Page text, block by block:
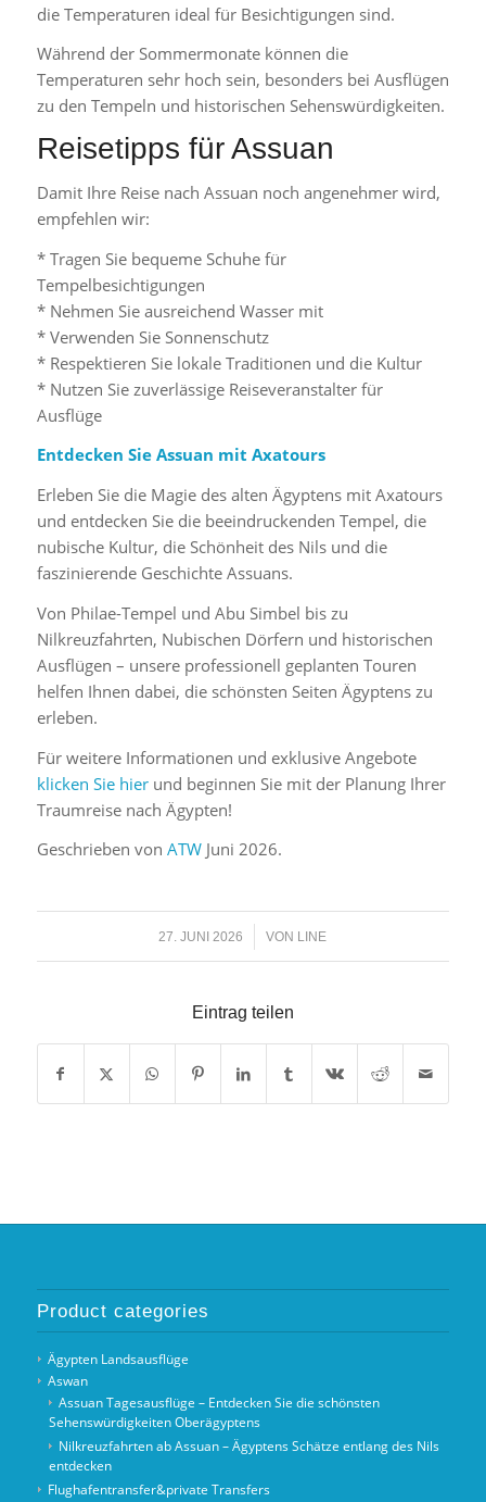
die Temperaturen ideal für Besichtigungen sind.
Während der Sommermonate können die
Temperaturen sehr hoch sein, besonders bei Ausflügen
zu den Tempeln und historischen Sehenswürdigkeiten.
Reisetipps für Assuan
Damit Ihre Reise nach Assuan noch angenehmer wird,
empfehlen wir:
* Tragen Sie bequeme Schuhe für
Tempelbesichtigungen
* Nehmen Sie ausreichend Wasser mit
* Verwenden Sie Sonnenschutz
* Respektieren Sie lokale Traditionen und die Kultur
* Nutzen Sie zuverlässige Reiseveranstalter für
Ausflüge
Entdecken Sie Assuan mit Axatours
Erleben Sie die Magie des alten Ägyptens mit Axatours
und entdecken Sie die beeindruckenden Tempel, die
nubische Kultur, die Schönheit des Nils und die
faszinierende Geschichte Assuans.
Von Philae-Tempel und Abu Simbel bis zu
Nilkreuzfahrten, Nubischen Dörfern und historischen
Ausflügen – unsere professionell geplanten Touren
helfen Ihnen dabei, die schönsten Seiten Ägyptens zu
erleben.
Für weitere Informationen und exklusive Angebote
klicken Sie hierund beginnen Sie mit der Planung Ihrer
Traumreise nach Ägypten!
Geschrieben von ATWJuni 2026.
27. JUNI 2026
/ VON LINE
Eintrag teilen
Product categories
Ägypten Landsausflüge
Aswan
Assuan Tagesausflüge – Entdecken Sie die schönsten
Sehenswürdigkeiten Oberägyptens
Nilkreuzfahrten ab Assuan – Ägyptens Schätze entlang des Nils
entdecken
Flughafentransfer&private Transfers